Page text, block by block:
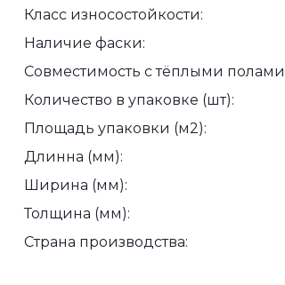
Класс износостойкости:
Наличие фаски:
Совместимость с тёплыми
Количество в упаковке (шт):
Площадь упаковки (м2):
Длинна (мм):
Ширина (мм):
Толщина (мм):
Страна производства: